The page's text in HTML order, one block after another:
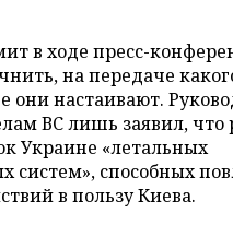
в ходе пресс-
на передаче
они настаивают.
ВС лишь заявил, что
Украине «летальных
систем», способных
в пользу Киева.